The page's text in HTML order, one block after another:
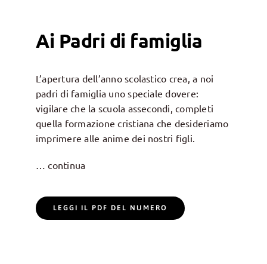
Ai Padri di famiglia
L’apertura dell’anno scolastico crea, a noi
padri di famiglia uno speciale dovere:
vigilare che la scuola assecondi, completi
quella formazione cristiana che desideriamo
imprimere alle anime dei nostri figli.
… continua
LEGGI IL PDF DEL NUMERO